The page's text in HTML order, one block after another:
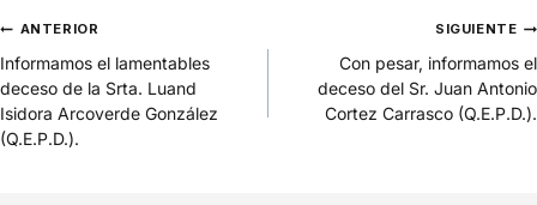
ANTERIOR
Informamos el lamentables
deceso de la Srta. Luand
Isidora Arcoverde González
(Q.E.P.D.).
SIGUIENTE
Con pesar, informamos el
deceso del Sr. Juan Antonio
Cortez Carrasco (Q.E.P.D.).